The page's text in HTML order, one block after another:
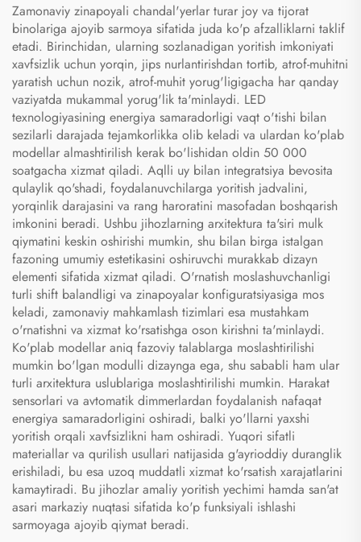
Zamonaviy zinapoyali chandal'yerlar turar joy va tijorat
binolariga ajoyib sarmoya sifatida juda ko'p afzalliklarni taklif
etadi. Birinchidan, ularning sozlanadigan yoritish imkoniyati
xavfsizlik uchun yorqin, jips nurlantirishdan tortib, atrof-muhitni
yaratish uchun nozik, atrof-muhit yorug'ligigacha har qanday
vaziyatda mukammal yorug'lik ta'minlaydi. LED
texnologiyasining energiya samaradorligi vaqt o'tishi bilan
sezilarli darajada tejamkorlikka olib keladi va ulardan ko'plab
modellar almashtirilish kerak bo'lishidan oldin 50 000
soatgacha xizmat qiladi. Aqlli uy bilan integratsiya bevosita
qulaylik qo'shadi, foydalanuvchilarga yoritish jadvalini,
yorqinlik darajasini va rang haroratini masofadan boshqarish
imkonini beradi. Ushbu jihozlarning arxitektura ta'siri mulk
qiymatini keskin oshirishi mumkin, shu bilan birga istalgan
fazoning umumiy estetikasini oshiruvchi murakkab dizayn
elementi sifatida xizmat qiladi. O'rnatish moslashuvchanligi
turli shift balandligi va zinapoyalar konfiguratsiyasiga mos
keladi, zamonaviy mahkamlash tizimlari esa mustahkam
o'rnatishni va xizmat ko'rsatishga oson kirishni ta'minlaydi.
Ko'plab modellar aniq fazoviy talablarga moslashtirilishi
mumkin bo'lgan modulli dizaynga ega, shu sababli ham ular
turli arxitektura uslublariga moslashtirilishi mumkin. Harakat
sensorlari va avtomatik dimmerlardan foydalanish nafaqat
energiya samaradorligini oshiradi, balki yo'llarni yaxshi
yoritish orqali xavfsizlikni ham oshiradi. Yuqori sifatli
materiallar va qurilish usullari natijasida g'ayrioddiy duranglik
erishiladi, bu esa uzoq muddatli xizmat ko'rsatish xarajatlarini
kamaytiradi. Bu jihozlar amaliy yoritish yechimi hamda san'at
asari markaziy nuqtasi sifatida ko'p funksiyali ishlashi
sarmoyaga ajoyib qiymat beradi.